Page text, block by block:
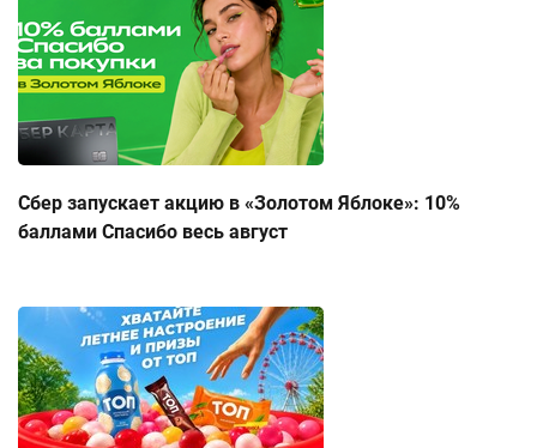
Сбер запускает акцию в «Золотом Яблоке»: 10%
баллами Спасибо весь август